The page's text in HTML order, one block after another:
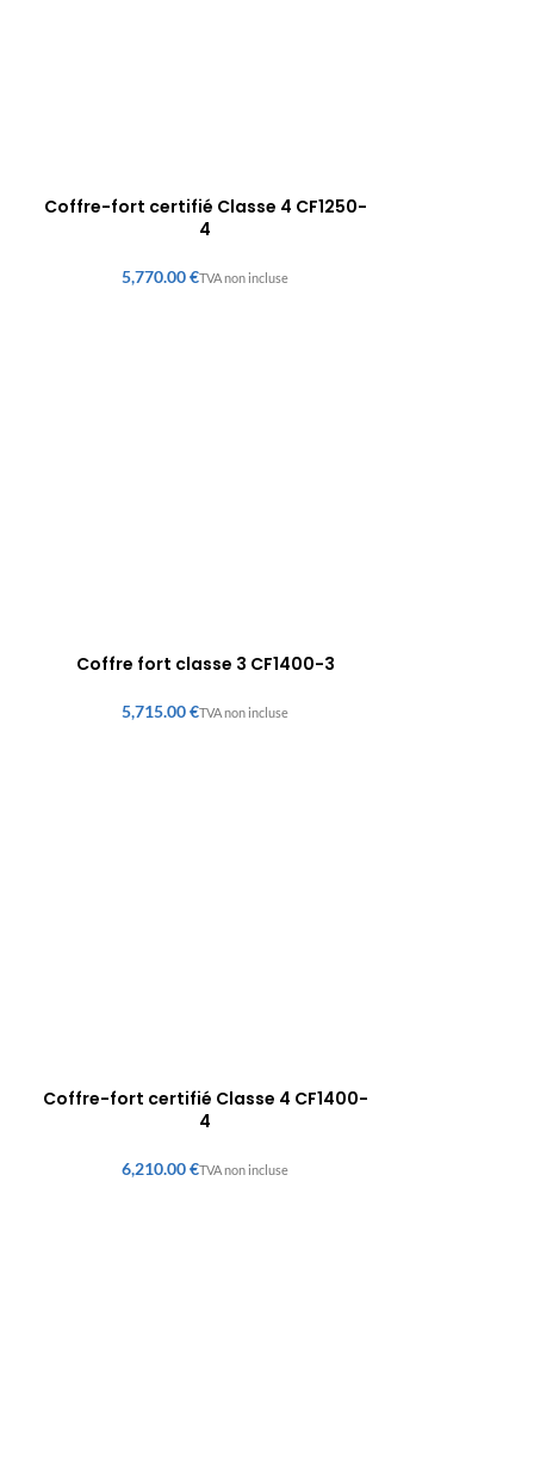
Coffre-fort certifié Classe 4 CF1250-
4
€
Coffre fort classe 3 CF1400-3
€
Coffre-fort certifié Classe 4 CF1400-
4
€